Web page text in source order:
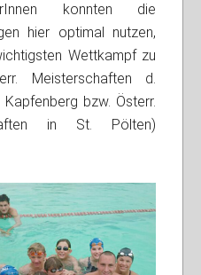
konnten die
hier optimal nutzen,
Wettkampf zu
Meisterschaften d.
bzw. Österr.
in St. Pölten)